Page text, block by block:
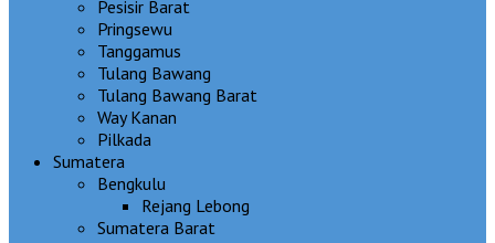
Pesisir Barat
Pringsewu
Tanggamus
Tulang Bawang
Tulang Bawang Barat
Way Kanan
Pilkada
Sumatera
Bengkulu
Rejang Lebong
Sumatera Barat